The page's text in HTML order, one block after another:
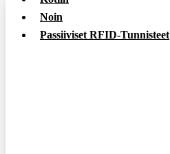
Noin
Passiiviset RFID-Tunnisteet